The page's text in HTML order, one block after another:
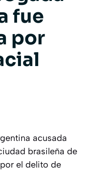
fue
por
acusada
brasileña de
el delito de